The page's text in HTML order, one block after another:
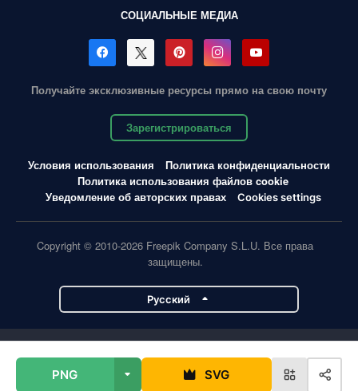
PNG SVG
СОЦИАЛЬНЫЕ МЕДИА
Получайте эксклюзивные ресурсы прямо на свою почту
Зарегистрироваться
Условия использования
Политика конфиденциальности
Политика использования файлов cookie
Уведомление об авторских правах
Cookies settings
Copyright © 2010-2026 Freepik Company S.L.U. Все права
защищены.
Pусский
Flaticon Slidesgo